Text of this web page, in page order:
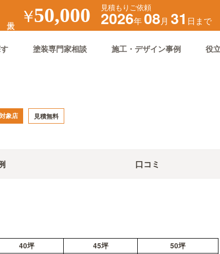
￥50,000 見積もりご依頼
2026年08月 31 日まで
塗装専門家相談 施工・デザイン事例 役
象店 見積無料
口コミ